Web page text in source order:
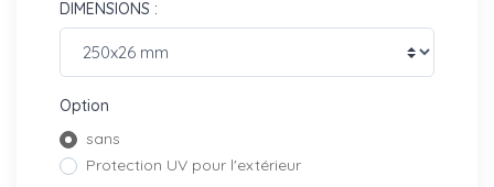
DIMENSIONS :
Option
sans
Protection UV pour l'extérieur